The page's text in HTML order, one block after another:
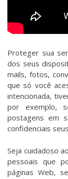
Proteger sua
dos seus
mails, fotos,
que só você
intencionada,
por exemplo,
postagens em
confidenciais
Seja cuidadoso
pessoais que
páginas Web,